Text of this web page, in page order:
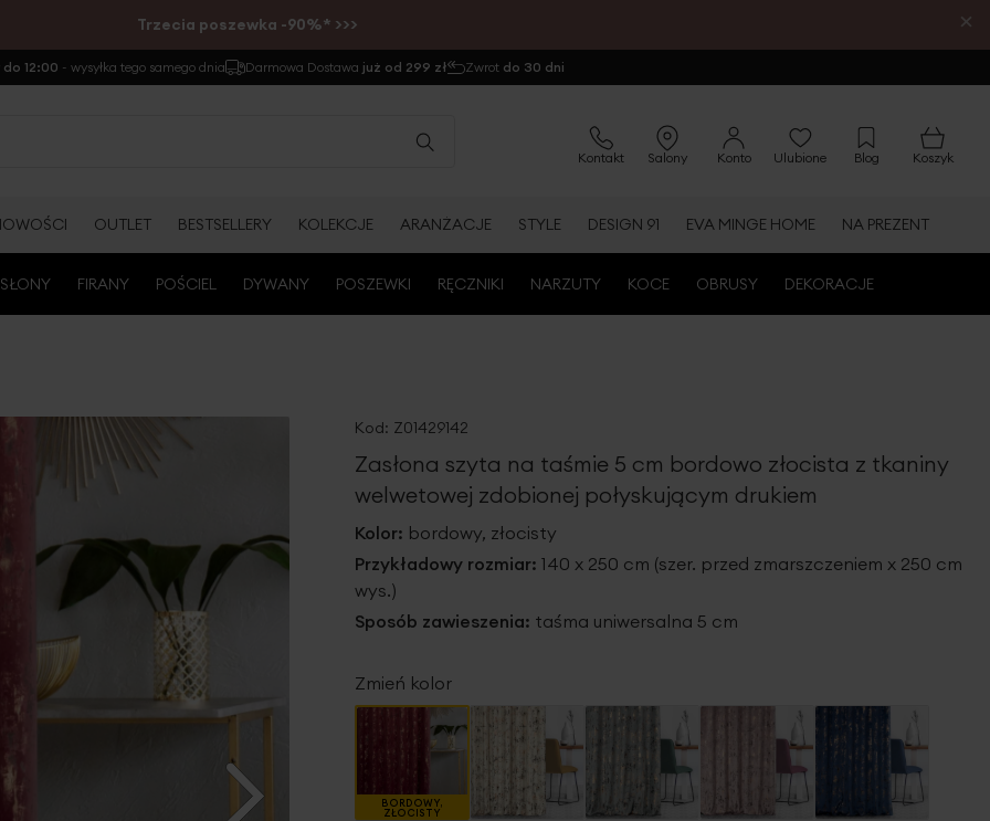
Trzecia poszewka -90%* >>> ×
12:00 - wysyłka tego samego dnia Darmowa Dostawa już od 299 zł Zwrot do 30 dni
Kontakt Salony Konto Ulubione Blog Koszyk
OUTLET BESTSELLERY KOLEKCJE ARANŻACJE STYLE DESIGN 91 EVA MINGE HOME NA PREZENT
FIRANY POŚCIEL DYWANY POSZEWKI RĘCZNIKI NARZUTY KOCE OBRUSY DEKORACJE
Kod: Z01429142
Zasłona szyta na taśmie 5 cm bordowo złocista z tkaniny
welwetowej zdobionej połyskującym drukiem
Kolor: bordowy, złocisty
Przykładowy rozmiar: 140 x 250 cm (szer. przed zmarszczeniem x 250 cm
wys.)
Sposób zawieszenia: taśma uniwersalna 5 cm
Zmień kolor
BORDOWY,
ZŁOCISTY